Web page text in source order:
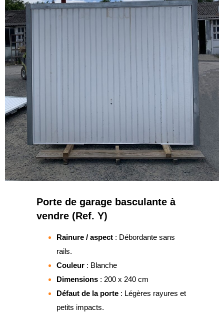
Porte de garage basculante à
vendre (Ref. Y)
Rainure / aspect: Débordante sans
rails.
Couleur: Blanche
Dimensions: 200 x 240 cm
Défaut de la porte: Légères rayures et
petits impacts.